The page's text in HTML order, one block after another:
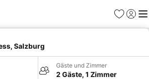
Favoriten
Salzburg
Gäste und Zimmer
2 Gäste, 1 Zimmer